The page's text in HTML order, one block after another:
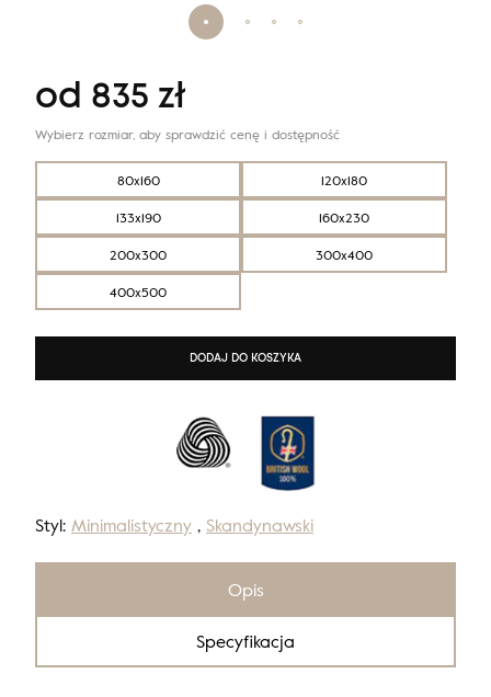
Styl: Minimalistyczny , Skandynawski
80x160
120x180
133x190
160x230
200x300
300x400
400x500
od 835 zł
Wybierz rozmiar, aby sprawdzić cenę i dostępność
DODAJ DO KOSZYKA
Opis
Specyfikacja